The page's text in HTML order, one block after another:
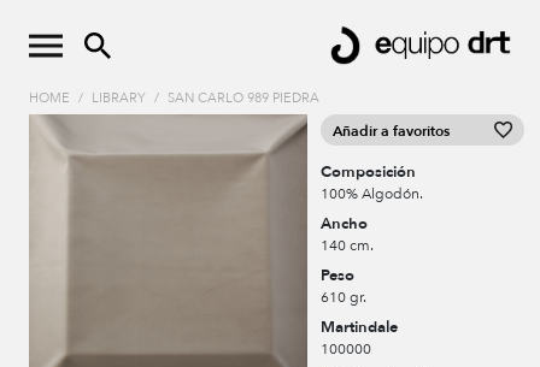
HOME / LIBRARY / SAN CARLO 989 PIEDRA
Añadir a favoritos
Composición
100% Algodón.
Ancho
140 cm.
Peso
610 gr.
Martindale
100000